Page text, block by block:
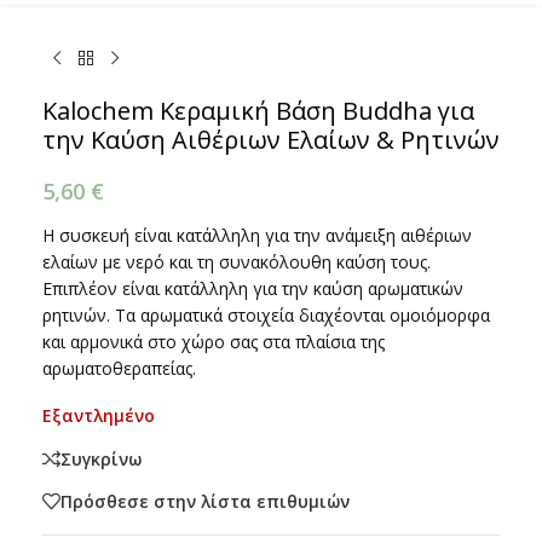
Kalochem Κεραμική Βάση Buddha για
την Καύση Αιθέριων Ελαίων & Ρητινών
5,60 €
Η συσκευή είναι κατάλληλη για την ανάμειξη αιθέριων
ελαίων με νερό και τη συνακόλουθη καύση τους.
Επιπλέον είναι κατάλληλη για την καύση αρωματικών
ρητινών. Τα αρωματικά στοιχεία διαχέονται ομοιόμορφα
και αρμονικά στο χώρο σας στα πλαίσια της
αρωματοθεραπείας.
Εξαντλημένο
Συγκρίνω
Πρόσθεσε στην λίστα επιθυμιών